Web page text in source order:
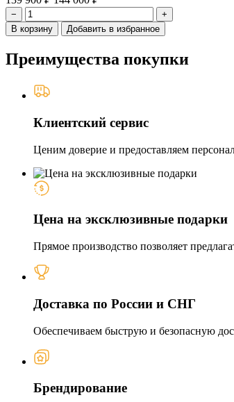
−
+
В корзину
Добавить в избранное
Преимущества покупки
Клиентский сервис
Ценим доверие и предоставляем
Цена на эксклюзивные подарки
Прямое производство позволяет
Доставка по России и СНГ
Обеспечиваем быструю и безопасную
Брендирование